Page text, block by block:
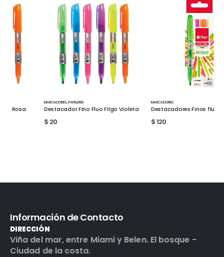
PAPELERÍA
Destacador Fino Fluo Filgo Violeta Destacadores Finos fluor x 4 Filgo
Información de Contacto
DIRECCIÓN
Viña del mar, entre Miami y Belen. El bosque -
Ciudad de la costa.